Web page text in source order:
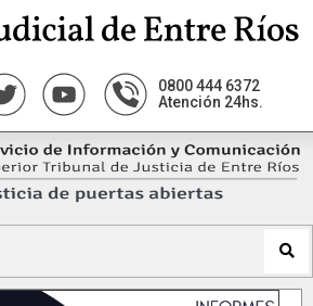
0800 444 6372
Atención 24hs.